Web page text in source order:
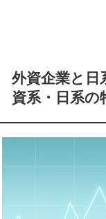
外資企業と日
資系・日系の